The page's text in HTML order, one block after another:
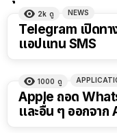
2k ดู NEWS
Telegram เปิดทา
แอปแทน SMS
1000 ดู
Apple ถอด
และอื่น ๆ ออกจาก